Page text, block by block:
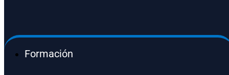
Formación